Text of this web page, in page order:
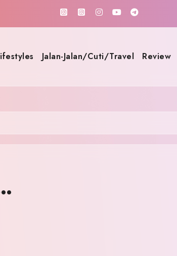
Jalan-Jalan/Cuti/Travel Review